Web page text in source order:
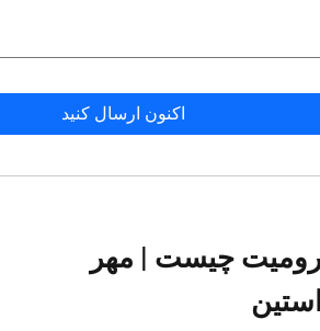
چیست | مهر